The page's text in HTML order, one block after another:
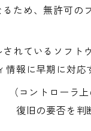
ため、無許可の
れているソフト
報に早期に対応
コントローラ
旧の要否を判